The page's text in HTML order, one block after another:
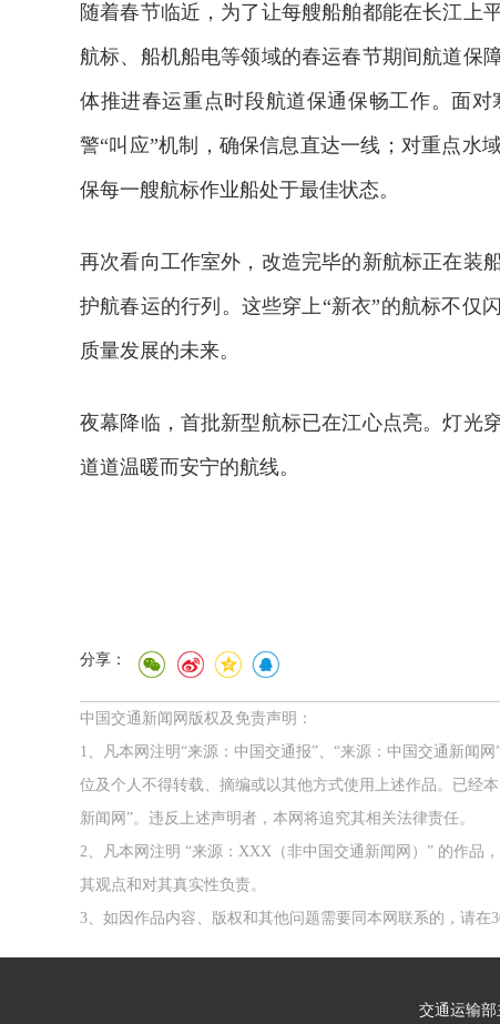
随着春节临近，为了让每艘船舶都能在长江上
航标、船机船电等领域的春运春节期间航道保
体推进春运重点时段航道保通保畅工作。面
警“叫应”机制，确保信息直达一线；对重点水
保每一艘航标作业船处于最佳状态。
再次看向工作室外，改造完毕的新航标正在装
护航春运的行列。这些穿上“新衣”的航标不仅
质量发展的未来。
夜幕降临，首批新型航标已在江心点亮。灯光
道道温暖而安宁的航线。
分享：
中国交通新闻网版权及免责声明：
1、凡本网注明“来源：中国交通报”、“来源：中国交通新闻
位及个人不得转载、摘编或以其他方式使用上述作品。已经
新闻网”。违反上述声明者，本网将追究其相关法律责任。
2、凡本网注明 “来源：XXX（非中国交通新闻网）” 的作品
其观点和对其真实性负责。
3、如因作品内容、版权和其他问题需要同本网联系的，请在
交通运输部